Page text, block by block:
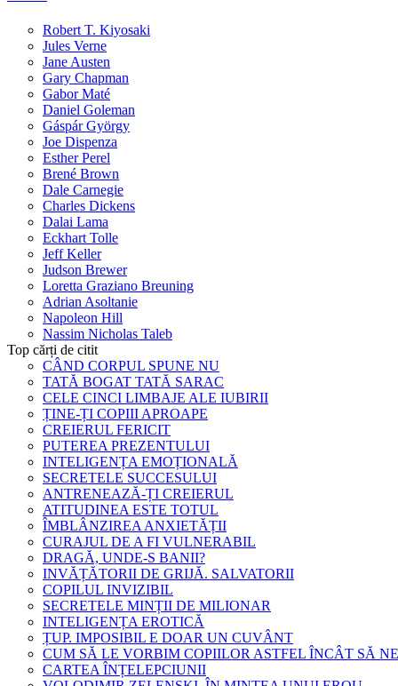
Robert T. Kiyosaki
Jules Verne
Jane Austen
Gary Chapman
Gabor Maté
Daniel Goleman
Gáspár György
Joe Dispenza
Esther Perel
Brené Brown
Dale Carnegie
Charles Dickens
Dalai Lama
Eckhart Tolle
Jeff Keller
Judson Brewer
Loretta Graziano Breuning
Adrian Asoltanie
Napoleon Hill
Nassim Nicholas Taleb
Top cărți de citit
CÂND CORPUL SPUNE NU
TATĂ BOGAT TATĂ SARAC
CELE CINCI LIMBAJE ALE IUBIRII
ȚINE-ȚI COPIII APROAPE
CREIERUL FERICIT
PUTEREA PREZENTULUI
INTELIGENȚA EMOȚIONALĂ
SECRETELE SUCCESULUI
ANTRENEAZĂ-ȚI CREIERUL
ATITUDINEA ESTE TOTUL
ÎMBLÂNZIREA ANXIETĂȚII
CURAJUL DE A FI VULNERABIL
DRAGĂ, UNDE-S BANII?
INVĂȚĂTORII DE GRIJĂ. SALVATORII
COPILUL INVIZIBIL
SECRETELE MINȚII DE MILIONAR
INTELIGENȚA EROTICĂ
ȚUP. IMPOSIBIL E DOAR UN CUVÂNT
CUM SĂ LE VORBIM COPIILOR ASTFEL ÎNCÂT SĂ
CARTEA ÎNȚELEPCIUNII